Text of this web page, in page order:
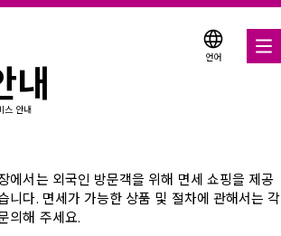
언어
한 쿠폰
내
스 안내
에서는 외국인 방문객을 위해 면세 쇼핑을 제공
니다. 면세가 가능한 상품 및 절차에 관해서는 각
의해 주세요.